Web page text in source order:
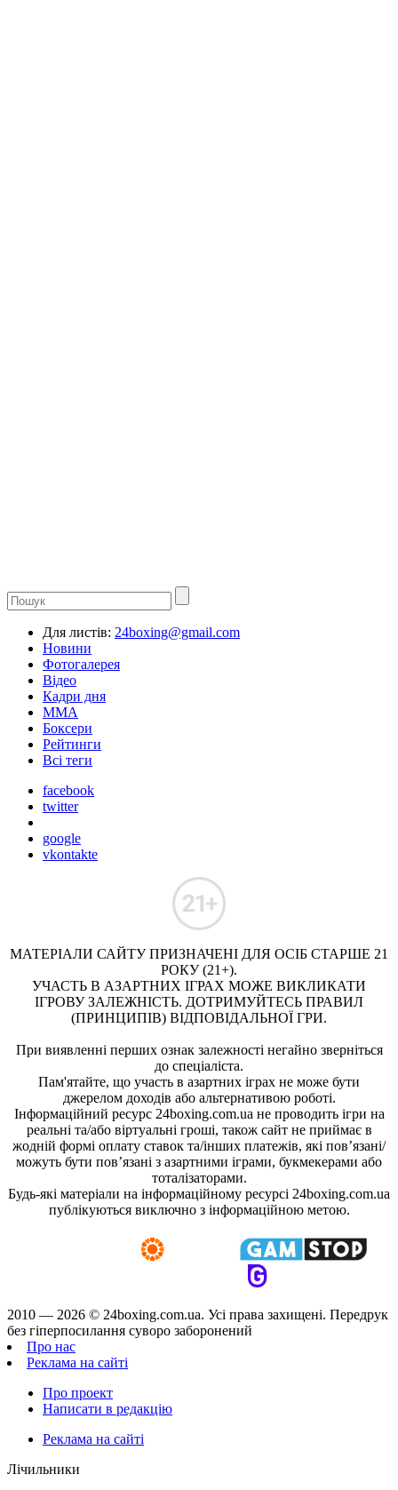
Для листів: 24boxing@gmail.com
Новини
Фотогалерея
Відео
Кадри дня
ММА
Боксери
Рейтинги
Всі теги
facebook
twitter
google
vkontakte
МАТЕРІАЛИ САЙТУ ПРИЗНАЧЕНІ ДЛЯ ОСІБ СТАРШЕ 21
РОКУ (21+).
УЧАСТЬ В АЗАРТНИХ ІГРАХ МОЖЕ ВИКЛИКАТИ
ІГРОВУ ЗАЛЕЖНІСТЬ. ДОТРИМУЙТЕСЬ ПРАВИЛ
(ПРИНЦИПІВ) ВІДПОВІДАЛЬНОЇ ГРИ.
При виявленні перших ознак залежності негайно зверніться
до спеціаліста.
Пам'ятайте, що участь в азартних іграх не може бути
джерелом доходів або альтернативою роботі.
Інформаційний ресурс 24boxing.com.ua не проводить ігри на
реальні та/або віртуальні гроші, також сайт не приймає в
жодній формі оплату ставок та/інших платежів, які пов’язані/
можуть бути пов’язані з азартними іграми, букмекерами або
тоталізаторами.
Будь-які матеріали на інформаційному ресурсі 24boxing.com.ua
публікуються виключно з інформаційною метою.
2010 — 2026 © 24boxing.com.ua. Усi права захищенi. Передрук
без гіперпосилання суворо заборонений
Про нас
Реклама на сайті
Про проект
Написати в редакцію
Реклама на сайті
Лічильники